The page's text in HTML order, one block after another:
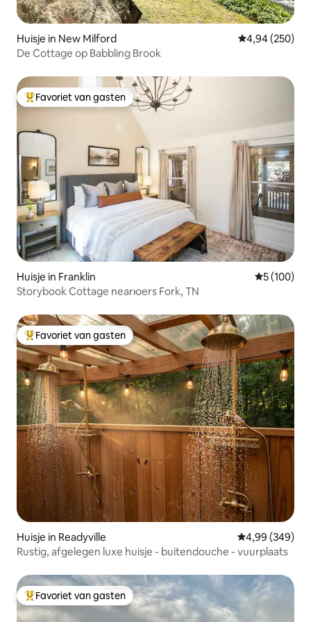
Huisje in New Milford Gemiddelde
4,94 (250)
De Cottage op Babbling Brook
Topfavoriet van gasten
Favoriet van gasten
Huisje in Franklin
5 (100)
Storybook Cottage nearюers Fork, TN
Topfavoriet van gasten
Favoriet van gasten
Huisje in Readyville Gemiddelde
4,99 (349)
Rustig, afgelegen luxe huisje - buitendouche - vuurplaats
Topfavoriet van gasten
Favoriet van gasten